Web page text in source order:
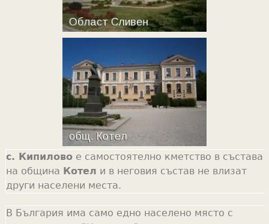
с. Кипиловое самостоятелно кметство в състава
на община Котел и в неговия състав не влизат
други населени места.
В България има само едно населено място с